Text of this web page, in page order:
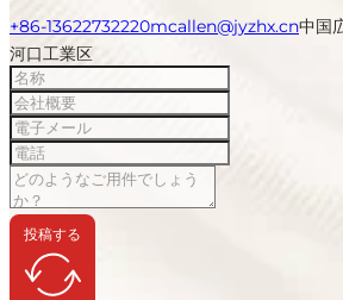
+86-13622732220mcallen@jyzhx.cn中国
河口工業区
投稿する